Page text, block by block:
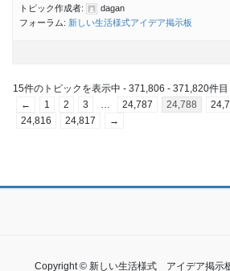
トピック作成者:
dagan
フォーラム: 新しい生活様式アイデア掲示板
15件のトピックを表示中 - 371,806 - 371,820件
←
1 2 3 24,787 24,788
24,816
24,817 →
Copyright © 新しい生活様式 アイデア掲示